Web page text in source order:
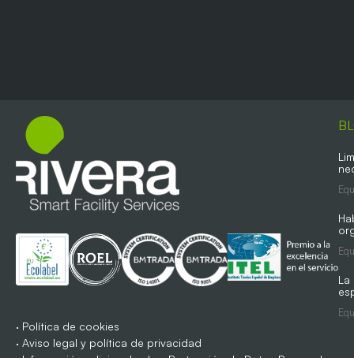
· Política de cookies
· Aviso legal y política de privacidad